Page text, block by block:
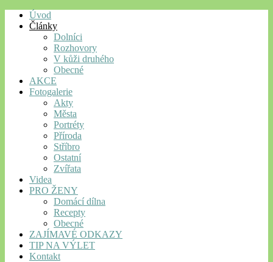
Úvod
Články
Dolníci
Rozhovory
V kůži druhého
Obecné
AKCE
Fotogalerie
Akty
Města
Portréty
Příroda
Stříbro
Ostatní
Zvířata
Videa
PRO ŽENY
Domácí dílna
Recepty
Obecné
ZAJÍMAVÉ ODKAZY
TIP NA VÝLET
Kontakt